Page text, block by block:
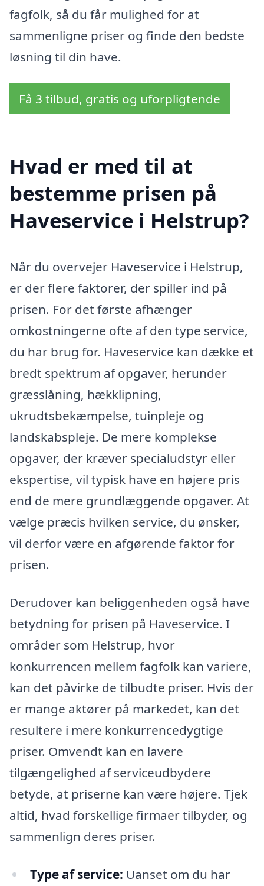
fagfolk, så du får mulighed for at
sammenligne priser og finde den bedste
løsning til din have.
Få 3 tilbud, gratis og uforpligtende
Hvad er med til at
bestemme prisen på
Haveservice i Helstrup?
Når du overvejer Haveservice i Helstrup,
er der flere faktorer, der spiller ind på
prisen. For det første afhænger
omkostningerne ofte af den type service,
du har brug for. Haveservice kan dække et
bredt spektrum af opgaver, herunder
græsslåning, hækklipning,
ukrudtsbekæmpelse, tuinpleje og
landskabspleje. De mere komplekse
opgaver, der kræver specialudstyr eller
ekspertise, vil typisk have en højere pris
end de mere grundlæggende opgaver. At
vælge præcis hvilken service, du ønsker,
vil derfor være en afgørende faktor for
prisen.
Derudover kan beliggenheden også have
betydning for prisen på Haveservice. I
områder som Helstrup, hvor
konkurrencen mellem fagfolk kan variere,
kan det påvirke de tilbudte priser. Hvis der
er mange aktører på markedet, kan det
resultere i mere konkurrencedygtige
priser. Omvendt kan en lavere
tilgængelighed af serviceudbydere
betyde, at priserne kan være højere. Tjek
altid, hvad forskellige firmaer tilbyder, og
sammenlign deres priser.
Type af service: Uanset om du har